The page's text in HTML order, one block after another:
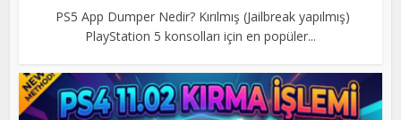
PS5 App Dumper Nedir? Kırılmış (Jailbreak yapılmış)
PlayStation 5 konsolları için en popüler...